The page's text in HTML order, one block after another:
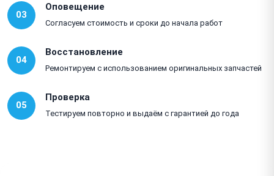
03
Оповещение
Согласуем стоимость и сроки до начала работ
04
Восстановление
Ремонтируем с использованием оригинальных запчастей
05
Проверка
Тестируем повторно и выдаём с гарантией до года